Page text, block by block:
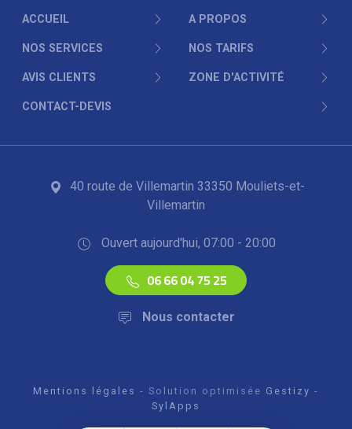
ACCUEIL A PROPOS
NOS SERVICES NOS TARIFS
AVIS CLIENTS ZONE D'ACTIVITÉ
CONTACT-DEVIS
40 route de Villemartin 33350 Mouliets-et-
Villemartin
Ouvert aujourd'hui, 07:00 - 20:00
06 66 04 75 25
Nous contacter
Mentions légales - Solution optimisée Gestizy -
SylApps